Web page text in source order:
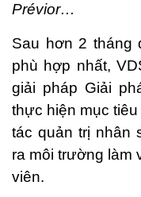
Prévior…
Sau hơn 2 tháng
phù hợp nhất,
giải pháp Giải
thực hiện mục
tác quản trị nhân
ra môi trường làm
viên.